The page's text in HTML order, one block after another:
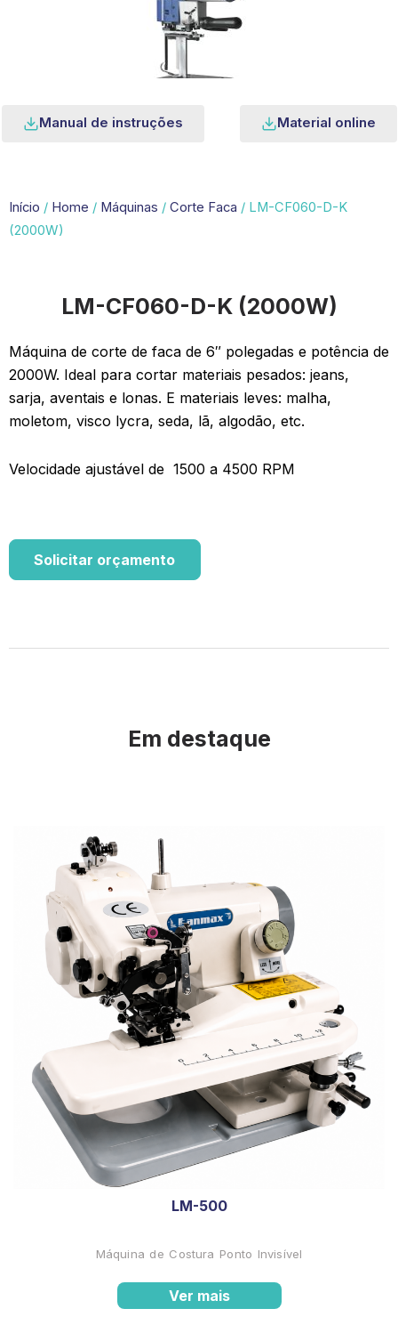
Manual de instruções Material online
Início / Home / Máquinas / Corte Faca / LM-CF060-D-K
(2000W)
LM-CF060-D-K (2000W)
Máquina de corte de faca de 6″ polegadas e potência de
2000W. Ideal para cortar materiais pesados: jeans,
sarja, aventais e lonas. E materiais leves: malha,
moletom, visco lycra, seda, lã, algodão, etc.
Velocidade ajustável de 1500 a 4500 RPM
Solicitar orçamento
Em destaque
LM-500
Máquina de Costura Ponto Invisível
Ver mais